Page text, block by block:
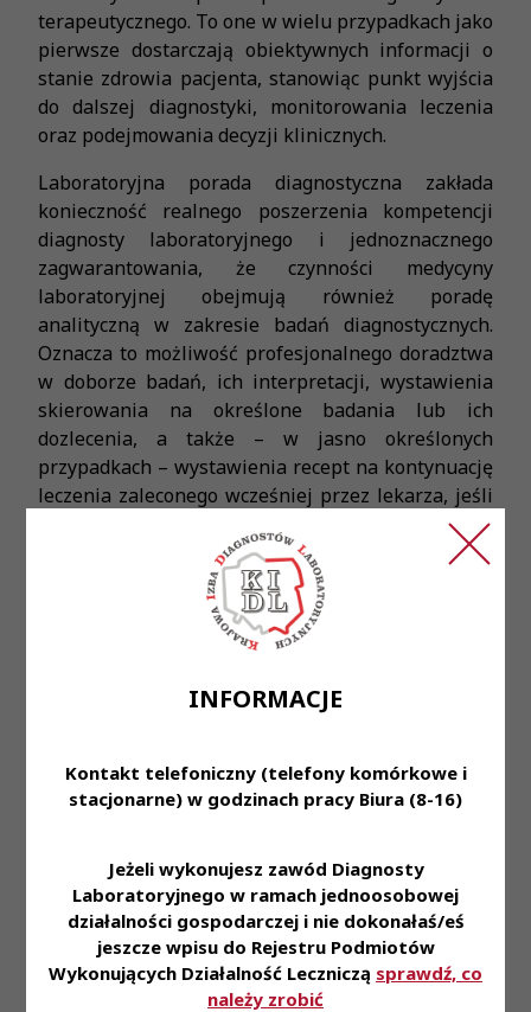
INFORMACJE
Kontakt telefoniczny (telefony komórkowe i
stacjonarne) w godzinach pracy Biura (8-16)
Jeżeli wykonujesz zawód Diagnosty
Laboratoryjnego w ramach jednoosobowej
działalności gospodarczej i nie dokonałaś/eś
jeszcze wpisu do Rejestru Podmiotów
Wykonujących Działalność Leczniczą sprawdź, co
należy zrobić
terapeutycznego. To one w wielu przypadkach jako
pierwsze dostarczają obiektywnych informacji o
stanie zdrowia pacjenta, stanowiąc punkt wyjścia
do dalszej diagnostyki, monitorowania leczenia
oraz podejmowania decyzji klinicznych.
Laboratoryjna porada diagnostyczna zakłada
konieczność realnego poszerzenia kompetencji
diagnosty laboratoryjnego i jednoznacznego
zagwarantowania, że czynności medycyny
laboratoryjnej obejmują również poradę
analityczną w zakresie badań diagnostycznych.
Oznacza to możliwość profesjonalnego doradztwa
w doborze badań, ich interpretacji, wystawienia
skierowania na określone badania lub ich
dozlecenia, a także – w jasno określonych
przypadkach – wystawienia recept na kontynuację
leczenia zaleconego wcześniej przez lekarza, jeśli
opiera się ono na wynikach badań laboratoryjnych.
W praktyce takie rozwiązanie przekłada się na
realne korzyści dla pacjenta: dostęp do rzetelnej
informacji o stanie zdrowia, lepsze zrozumienie
wyników badań, szerszy i bardziej celowany
zakres diagnostyki oraz ograniczenie konieczności
kolejnych wizyt lekarskich wyłącznie w celu
Warto podkreślić, że analogiczne rozwiązania
funkcjonują już w systemie ochrony zdrowia w
takich jak pielęgniarki i położne w ramach porady
pielęgniarskiej czy farmaceuci w ramach opieki
farmaceutycznej. Laboratoryjna porada
diagnostyczna wpisuje się więc w istniejącą logikę
systemową i odpowiada na realne potrzeby